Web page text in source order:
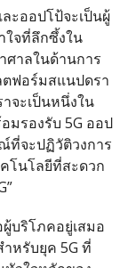
ะออปโป้จะเป็นผู้
ใจที่ลึกซึ้งใน
ศาลในด้านการ
ฟอร์มสแนปดรา
จะเป็นหนึ่งใน
รองรับ 5G ออป
ที่จะปฏิวัติวงการ
โนโลยีที่สะดวก
บริโภคอยู่เสมอ
หรับยุค 5G ที่